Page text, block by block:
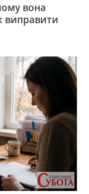
вона
виправити